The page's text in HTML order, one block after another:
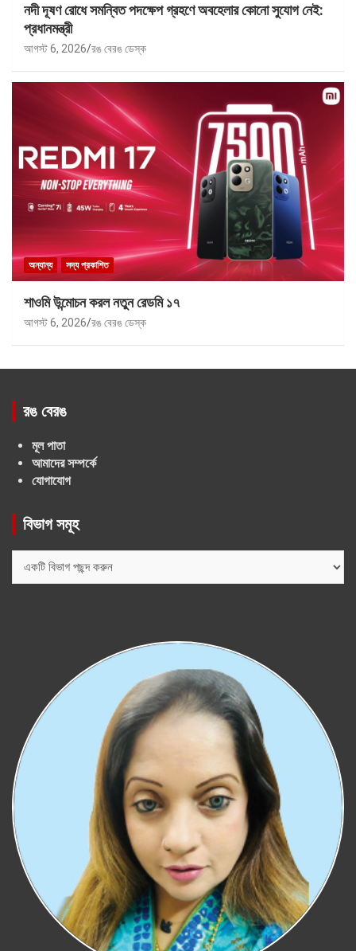
নদী দূষণ রোধে সমন্বিত পদক্ষেপ গ্রহণে অবহেলার কোনো সুযোগ নেই:
প্রধানমন্ত্রী
আগস্ট 6, 2026 রঙ বেরঙ ডেস্ক
অন্যান্য সদ্য প্রকাশিত
শাওমি উন্মোচন করল নতুন রেডমি ১৭
আগস্ট 6, 2026 রঙ বেরঙ ডেস্ক
রঙ বেরঙ
মূল পাতা
আমাদের সম্পর্কে
যোগাযোগ
বিভাগ সমূহ